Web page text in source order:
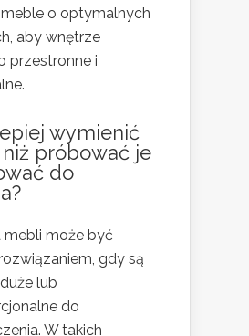
o optymalnych
aby wnętrze
przestronne i
wymienić
próbować je
do
mebli może być
gdy są
lub
do
W takich